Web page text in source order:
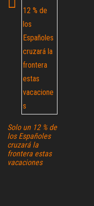
Solo un 12 % de
los Españoles
cruzará la
frontera estas
vacaciones